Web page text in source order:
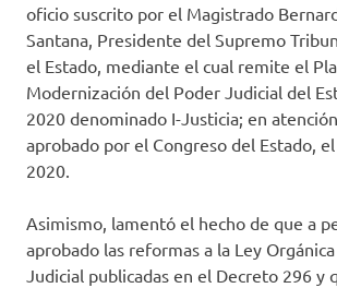
oficio suscrito por el Magistrado
Santana, Presidente del Supremo
el Estado, mediante el cual remite el
Modernización del Poder Judicial del
2020 denominado I-Justicia; en
aprobado por el Congreso del Estado,
2020.
Asimismo, lamentó el hecho de que a
aprobado las reformas a la Ley
Judicial publicadas en el Decreto 296 y